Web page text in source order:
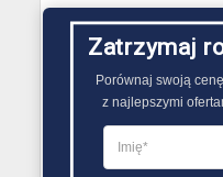
natomiast
bagażnikach, gdyż
samoistne
przewiezieniu muszą
niezawilgoconym,
działania promieni
pionowo..
Zatrzymaj
Porównaj swoją
z najlepszymi